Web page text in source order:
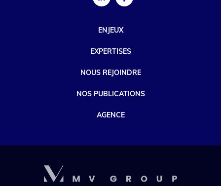
ENJEUX
EXPERTISES
NOUS REJOINDRE
NOS PUBLICATIONS
AGENCE